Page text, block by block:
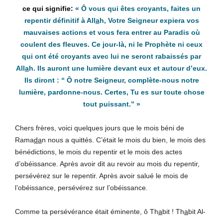
« Ô vous qui êtes croyants, faites un
repentir définitif à Allah, Votre Seigneur expiera vos
mauvaises actions et vous fera entrer au Paradis où
coulent des fleuves. Ce jour-là, ni le Prophète ni ceux
qui ont été croyants avec lui ne seront rabaissés par
Allah. Ils auront une lumière devant eux et autour d’eux.
Ils diront : “ Ô notre Seigneur, complète-nous notre
lumière, pardonne-nous. Certes, Tu es sur toute chose
tout puissant.” »
Chers frères, voici quelques jours que le mois béni de
Ramadan nous a quittés. C’était le mois du bien, le mois des
bénédictions, le mois du repentir et le mois des actes
d’obéissance. Après avoir dit au revoir au mois du repentir,
persévérez sur le repentir. Après avoir salué le mois de
l’obéissance, persévérez sur l’obéissance.
Comme ta persévérance était éminente, ô Thabit ! Thabit Al-